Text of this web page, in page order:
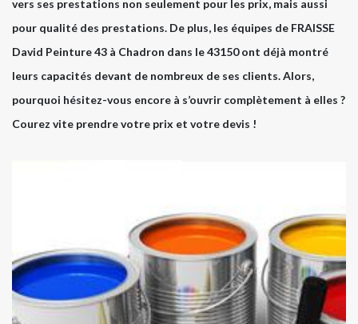
vers ses prestations non seulement pour les prix, mais aussi
pour qualité des prestations. De plus, les équipes de FRAISSE
David Peinture 43 à Chadron dans le 43150 ont déjà montré
leurs capacités devant de nombreux de ses clients. Alors,
pourquoi hésitez-vous encore à s’ouvrir complètement à elles ?
Courez vite prendre votre prix et votre devis !